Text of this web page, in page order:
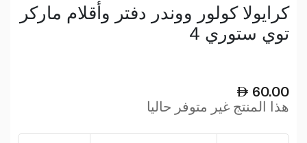
كرايولا كولور ووندر دفتر وأقلام ماركر
توي ستوري 4
60.00
هذا المنتج غير متوفر حاليا